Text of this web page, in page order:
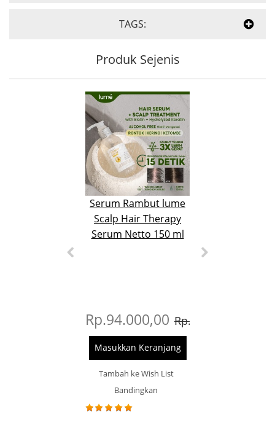
TAGS:
Produk Sejenis
Serum Rambut lume
Scalp Hair Therapy
Serum Netto 150 ml
Rp.94.000,00 Rp.119.000,00
Masukkan Keranjang
Tambah ke Wish List
Bandingkan